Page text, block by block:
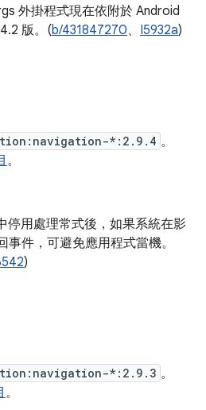
外掛程式現在依附於 Android
版。(b/431847270、 I5932a)
*:2.9.4 。
。
停用處理常式後，如果系統在影
事件，可避免應用程式當機。
)
*:2.9.3 。
。